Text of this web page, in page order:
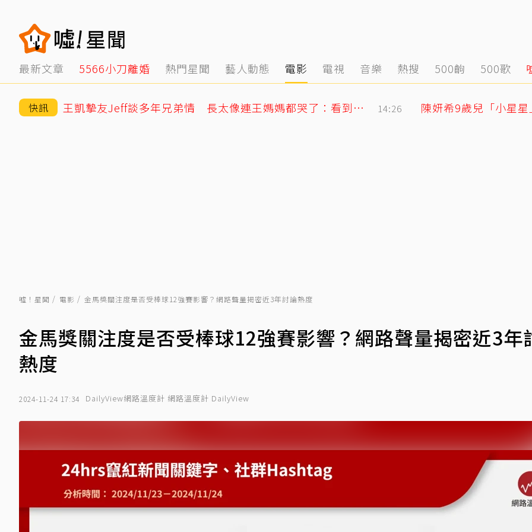
最新文章 5566小刀離婚 熱門星聞 藝人動態 電影 電視 音樂 熱搜 500齣 500歌
快訊 王凱摯友Jeff談多年兄弟情 長太像連王媽媽都哭了：看到他想到兒子 14:26 陳妍希9歲兒「小星
噓！星聞 電影 金馬獎關注度是否受棒球12強賽影響？網路聲量揭密近3年討論熱度
金馬獎關注度是否受棒球12強賽影響？網路聲量揭密近3年
熱度
2024-11-24 17:34 DailyView網路溫度計 網路溫度計 DailyView